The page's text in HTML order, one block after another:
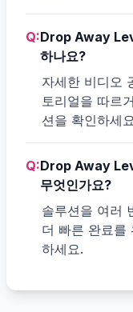
Q:Drop Away
하나요?
자세한 비디오
토리얼을 따르
션을 확인하세
Q:Drop Away
무엇인가요?
솔루션을 여러
더 빠른 완료를
하세요.